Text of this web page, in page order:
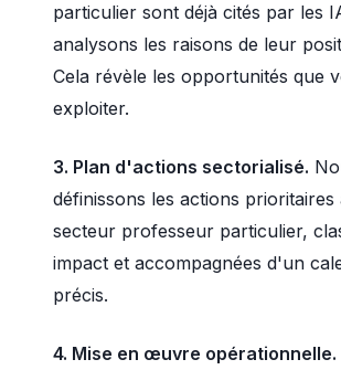
particulier sont déjà cités par les
analysons les raisons de leur
Cela révèle les opportunités que
exploiter.
3. Plan d'actions sectorialisé.
définissons les actions prioritaires
secteur professeur particulier,
impact et accompagnées d'un
précis.
4. Mise en œuvre opérationnelle.